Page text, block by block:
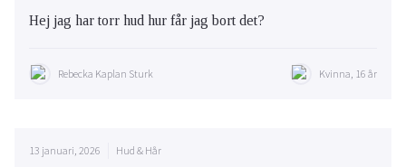
Hej jag har torr hud hur får jag bort det?
Rebecka Kaplan Sturk Kvinna, 16 år
13 januari, 2026 Hud & Hår